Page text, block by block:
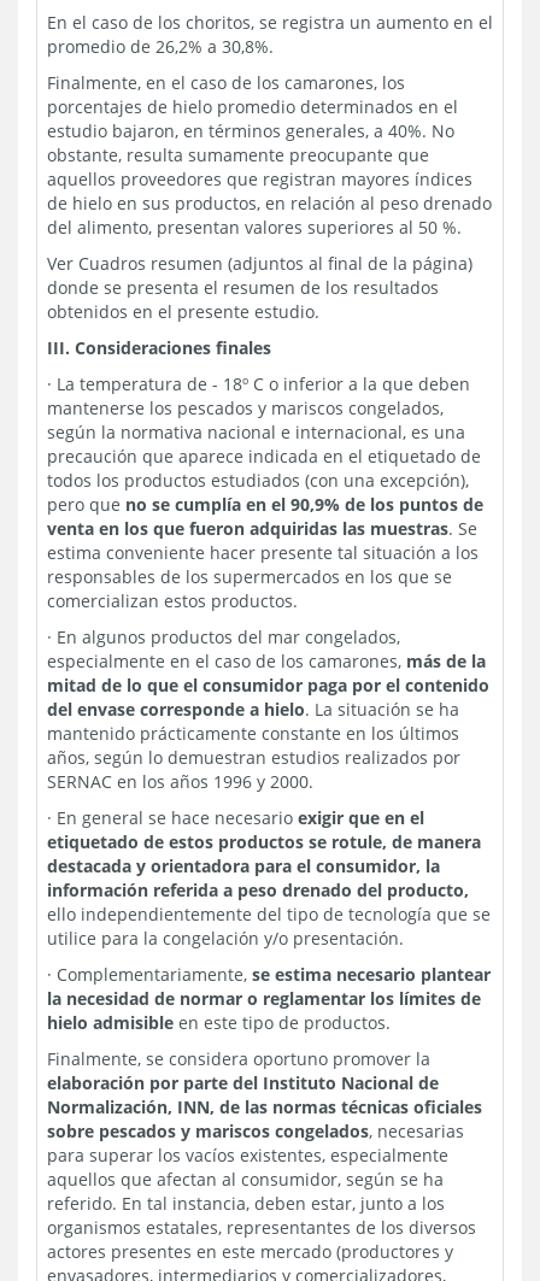
En el caso de los choritos, se registra un aumento en el
promedio de 26,2% a 30,8%.
Finalmente, en el caso de los camarones, los
porcentajes de hielo promedio determinados en el
estudio bajaron, en términos generales, a 40%. No
obstante, resulta sumamente preocupante que
aquellos proveedores que registran mayores índices
de hielo en sus productos, en relación al peso drenado
del alimento, presentan valores superiores al 50 %.
Ver Cuadros resumen (adjuntos al final de la página)
donde se presenta el resumen de los resultados
obtenidos en el presente estudio.
III. Consideraciones finales
· La temperatura de - 18º C o inferior a la que deben
mantenerse los pescados y mariscos congelados,
según la normativa nacional e internacional, es una
precaución que aparece indicada en el etiquetado de
todos los productos estudiados (con una excepción),
pero que no se cumplía en el 90,9% de los puntos de
venta en los que fueron adquiridas las muestras. Se
estima conveniente hacer presente tal situación a los
responsables de los supermercados en los que se
comercializan estos productos.
· En algunos productos del mar congelados,
especialmente en el caso de los camarones, más de la
mitad de lo que el consumidor paga por el contenido
del envase corresponde a hielo. La situación se ha
mantenido prácticamente constante en los últimos
años, según lo demuestran estudios realizados por
SERNAC en los años 1996 y 2000.
· En general se hace necesario exigir que en el
etiquetado de estos productos se rotule, de manera
destacada y orientadora para el consumidor, la
información referida a peso drenado del producto,
ello independientemente del tipo de tecnología que se
utilice para la congelación y/o presentación.
· Complementariamente, se estima necesario plantear
la necesidad de normar o reglamentar los límites de
hielo admisible en este tipo de productos.
Finalmente, se considera oportuno promover la
elaboración por parte del Instituto Nacional de
Normalización, INN, de las normas técnicas oficiales
sobre pescados y mariscos congelados, necesarias
para superar los vacíos existentes, especialmente
aquellos que afectan al consumidor, según se ha
referido. En tal instancia, deben estar, junto a los
organismos estatales, representantes de los diversos
actores presentes en este mercado (productores y
envasadores, intermediarios y comercializadores,